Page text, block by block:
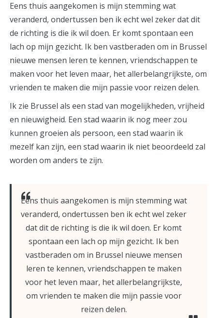
Eens thuis aangekomen is mijn stemming wat
veranderd, ondertussen ben ik echt wel zeker dat dit
de richting is die ik wil doen. Er komt spontaan een
lach op mijn gezicht. Ik ben vastberaden om in Brussel
nieuwe mensen leren te kennen, vriendschappen te
maken voor het leven maar, het allerbelangrijkste, om
vrienden te maken die mijn passie voor reizen delen.
Ik zie Brussel als een stad van mogelijkheden, vrijheid
en nieuwigheid. Een stad waarin ik nog meer zou
kunnen groeien als persoon, een stad waarin ik
mezelf kan zijn, een stad waarin ik niet beoordeeld zal
worden om anders te zijn.
Eens thuis aangekomen is mijn stemming wat
veranderd, ondertussen ben ik echt wel zeker
dat dit de richting is die ik wil doen. Er komt
spontaan een lach op mijn gezicht. Ik ben
vastberaden om in Brussel nieuwe mensen
leren te kennen, vriendschappen te maken
voor het leven maar, het allerbelangrijkste,
om vrienden te maken die mijn passie voor
reizen delen.